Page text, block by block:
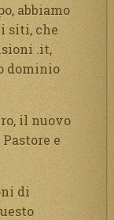
abbiamo
siti, che
.it,
dominio
il nuovo
e
di